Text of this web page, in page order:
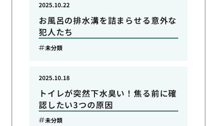
お風呂の排水溝を詰まらせる意外な
犯人たち
2025.10.22
未分類
トイレが突然下水臭い！焦る前に確
認したい3つの原因
2025.10.18
未分類